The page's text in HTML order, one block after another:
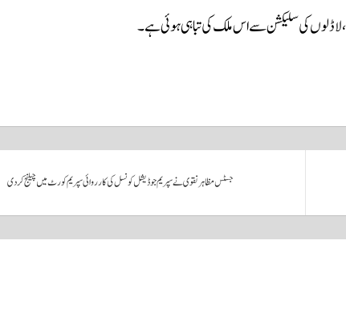
لاڈلوں کی سلیکشن سے اس ملک کی تباہی ہوئی ہے۔
جسٹس مظاہر نقوی نے سپریم جوڈیشل کونسل کی کارروائی سپریم کورٹ میں چیلنج کردی